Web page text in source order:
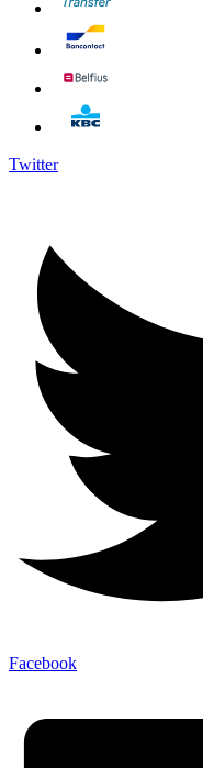
Twitter
Facebook